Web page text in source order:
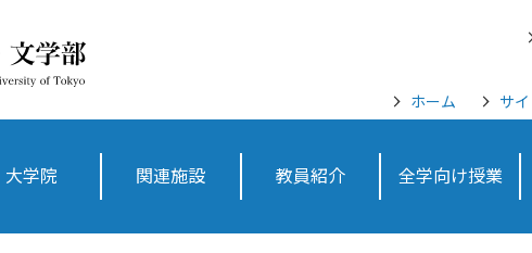
ホーム サ
大学院 関連施設 教員紹介 全学向け授業